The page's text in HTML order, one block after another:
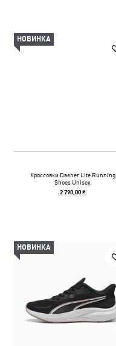
НОВИНКА
Кроссовки Dasher Lite Running
Shoes Unisex
2 790,00 ₴
НОВИНКА